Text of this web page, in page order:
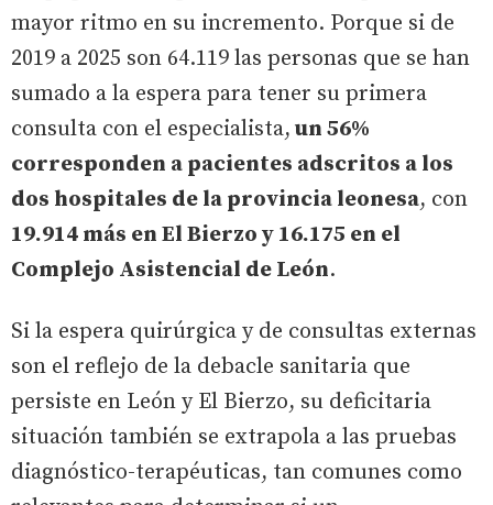
mayor ritmo en su incremento. Porque si de
2019 a 2025 son 64.119 las personas que se han
sumado a la espera para tener su primera
consulta con el especialista, un 56%
corresponden a pacientes adscritos a los
dos hospitales de la provincia leonesa, con
19.914 más en El Bierzo y 16.175 en el
Complejo Asistencial de León.
Si la espera quirúrgica y de consultas externas
son el reflejo de la debacle sanitaria que
persiste en León y El Bierzo, su deficitaria
situación también se extrapola a las pruebas
diagnóstico-terapéuticas, tan comunes como